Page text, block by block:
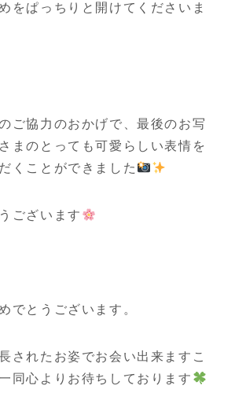
をぱっちりと開けてくださいま
ご協力のおかげで、最後のお写
まのとっても可愛らしい表情を
くことができました
ございます
でとうございます。
されたお姿でお会い出来ますこ
同心よりお待ちしております